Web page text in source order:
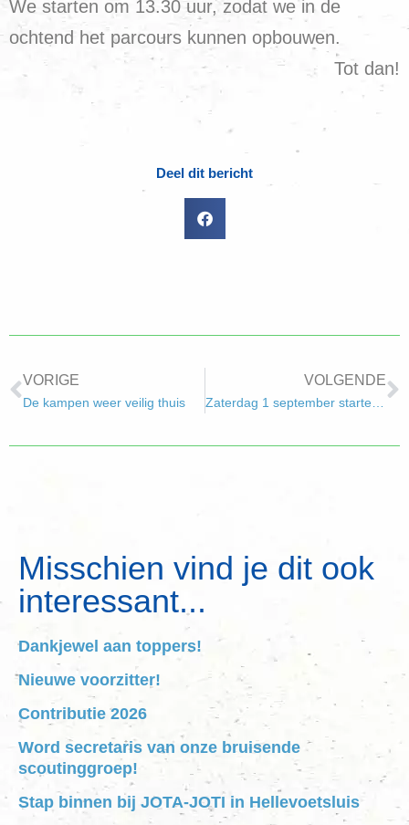
We starten om 13.30 uur, zodat we in de
ochtend het parcours kunnen opbouwen.
Tot dan!
Deel dit bericht
VORIGE
De kampen weer veilig thuis
VOLGENDE
Misschien vind je dit ook
interessant...
Dankjewel aan toppers!
Nieuwe voorzitter!
Contributie 2026
Word secretaris van onze bruisende
scoutinggroep!
Stap binnen bij JOTA-JOTI in Hellevoetsluis